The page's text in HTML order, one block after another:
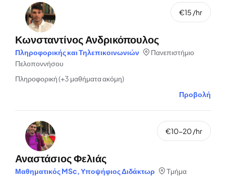
Κωνσταντίνος Ανδρικόπουλος
Πληροφορικής και Τηλεπικοινωνιών
Πανεπιστήμιο
Πελοποννήσου
Πληροφορική (+3 μαθήματα ακόμη)
Προβολή
€15 /hr
Αναστάσιος Φελιάς
Μαθηματικός MSc, Υποψήφιος Διδάκτωρ
Τμήμα
€10-20 /hr